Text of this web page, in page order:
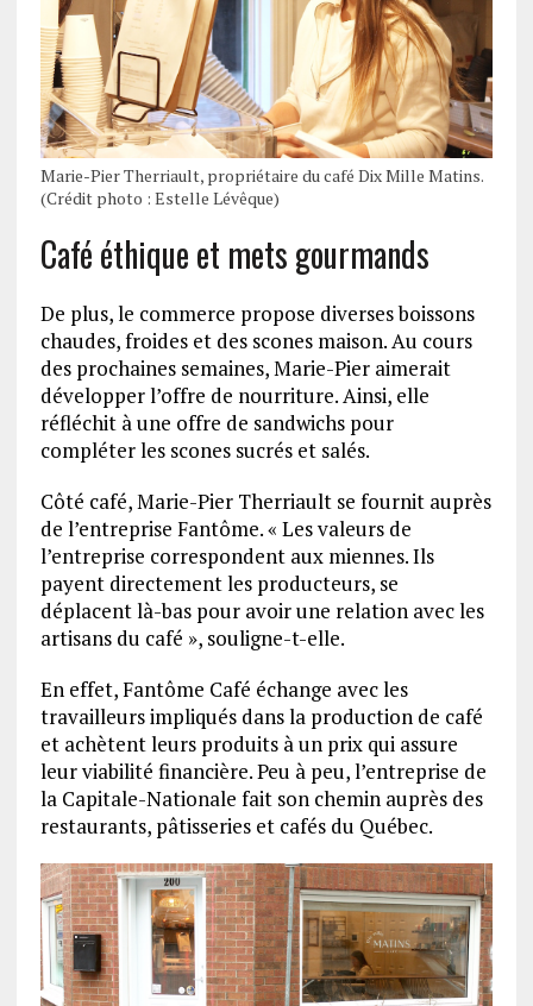
Marie-Pier Therriault, propriétaire du café Dix Mille Matins.
(Crédit photo : Estelle Lévêque)
Café éthique et mets gourmands
De plus, le commerce propose diverses boissons
chaudes, froides et des scones maison. Au cours
des prochaines semaines, Marie-Pier aimerait
développer l’offre de nourriture. Ainsi, elle
réfléchit à une offre de sandwichs pour
compléter les scones sucrés et salés.
Côté café, Marie-Pier Therriault se fournit auprès
de l’entreprise Fantôme. « Les valeurs de
l’entreprise correspondent aux miennes. Ils
payent directement les producteurs, se
déplacent là-bas pour avoir une relation avec les
artisans du café », souligne-t-elle.
En effet, Fantôme Café échange avec les
travailleurs impliqués dans la production de café
et achètent leurs produits à un prix qui assure
leur viabilité financière. Peu à peu, l’entreprise de
la Capitale-Nationale fait son chemin auprès des
restaurants, pâtisseries et cafés du Québec.